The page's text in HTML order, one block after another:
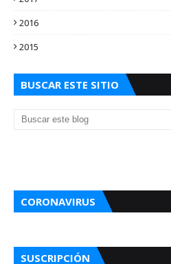
2016
2015
BUSCAR ESTE SITIO
CORONAVIRUS
SUSCRIPCIÓN